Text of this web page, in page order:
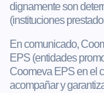
dignamente son
(instituciones
En comunicado,
EPS (entidades
Coomeva EPS en el
acompañar y